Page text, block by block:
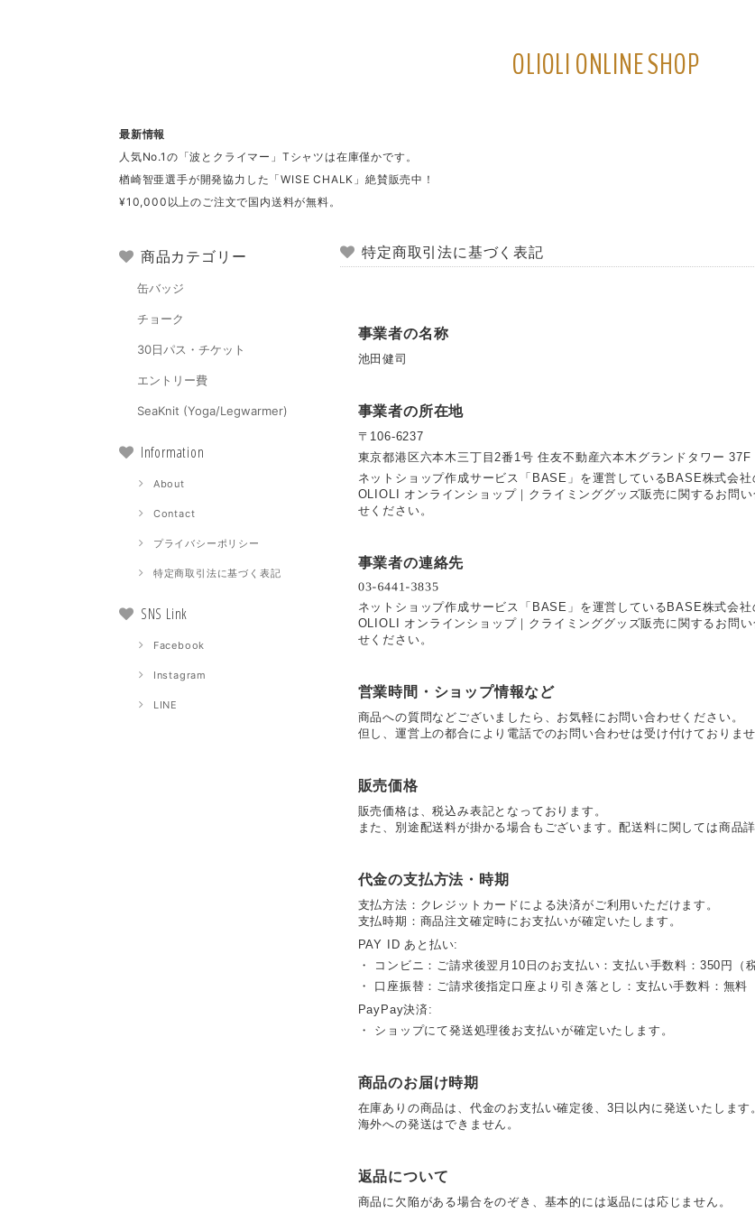
OLIOLI ONLINE SHOP
最新情報
人気No.1の「波とクライマー」Tシャツは在庫僅かです。
楢崎智亜選手が開発協力した「WISE CHALK」絶賛販売中！
¥10,000以上のご注文で国内送料が無料。
商品カテゴリー
缶バッジ
チョーク
30日パス・チケット
エントリー費
SeaKnit (Yoga/Legwarmer)
Information
About
Contact
プライバシーポリシー
特定商取引法に基づく表記
SNS Link
Facebook
Instagram
LINE
特定商取引法に基づく表記
事業者の名称
池田健司
事業者の所在地
〒106-6237
東京都港区六本木三丁目2番1号 住友不動産六本木グランドタワー
ネットショップ作成サービス「BASE」を運営しているBASE株式会社
OLIOLI オンラインショップ｜クライミンググッズ販売に関するお問い
せください。
事業者の連絡先
ネットショップ作成サービス「BASE」を運営しているBASE株式会社
OLIOLI オンラインショップ｜クライミンググッズ販売に関するお問い
せください。
営業時間・ショップ情報など
商品への質問などございましたら、お気軽にお問い合わせください。
但し、運営上の都合により電話でのお問い合わせは受け付けておりませ
販売価格
販売価格は、税込み表記となっております。
また、別途配送料が掛かる場合もございます。配送料に関しては商品
代金の支払方法・時期
支払方法：クレジットカードによる決済がご利用いただけます。
支払時期：商品注文確定時にお支払いが確定いたします。
PAY ID あと払い:
・ コンビニ：ご請求後翌月10日のお支払い：支払い手数料：350円（税
・ 口座振替：ご請求後指定口座より引き落とし：支払い手数料：無料
PayPay決済:
・ ショップにて発送処理後お支払いが確定いたします。
商品のお届け時期
在庫ありの商品は、代金のお支払い確定後、3日以内に発送いたします
海外への発送はできません。
返品について
商品に欠陥がある場合をのぞき、基本的には返品には応じません。